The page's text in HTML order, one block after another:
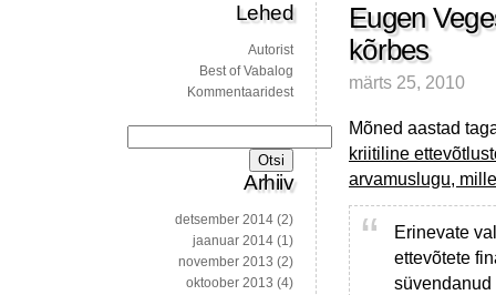
Eugen
kõrbes
märts 25, 2010
Mõned aastad
kriitiline
arvamuslugu,
Erinevate
ettevõtete
süvendanud
Lehed
Autorist
Best of Vabalog
Kommentaaridest
Arhiiv
detsember 2014 (2)
jaanuar 2014 (1)
november 2013 (2)
oktoober 2013 (4)